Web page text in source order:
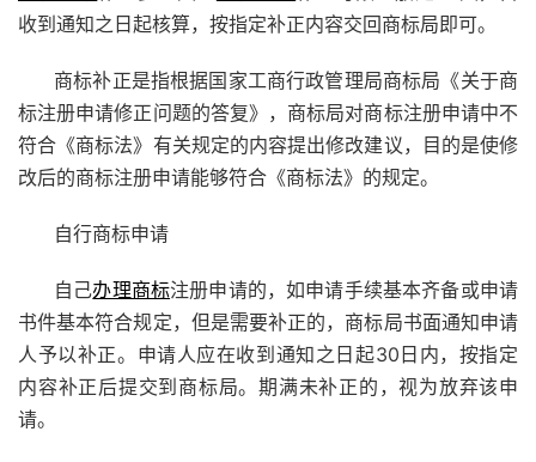
收到通知之日起核算，按指定补正内容交回商标局即可。
商标补正是指根据国家工商行政管理局商标局《关于商
标注册申请修正问题的答复》，商标局对商标注册申请中不
符合《商标法》有关规定的内容提出修改建议，目的是使修
改后的商标注册申请能够符合《商标法》的规定。
自行商标申请
自己办理商标注册申请的，如申请手续基本齐备或申请
书件基本符合规定，但是需要补正的，商标局书面通知申请
人予以补正。申请人应在收到通知之日起30日内，按指定
内容补正后提交到商标局。期满未补正的，视为放弃该申
请。